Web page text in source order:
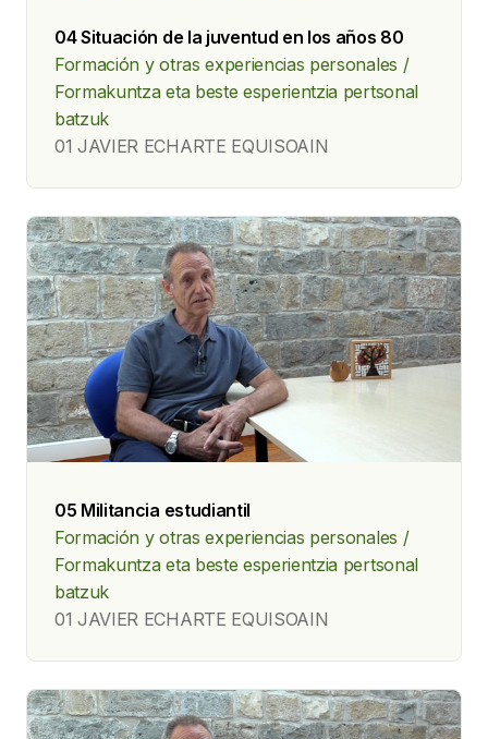
04 Situación de la juventud en los años 80
Formación y otras experiencias personales /
Formakuntza eta beste esperientzia pertsonal
batzuk
01 JAVIER ECHARTE EQUISOAIN
05 Militancia estudiantil
Formación y otras experiencias personales /
Formakuntza eta beste esperientzia pertsonal
batzuk
01 JAVIER ECHARTE EQUISOAIN